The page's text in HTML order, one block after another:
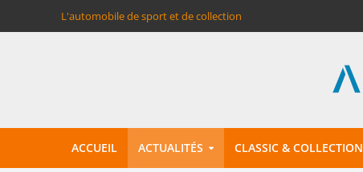
L'automobile de sport et de collection
ACCUEIL ACTUALITÉS CLASSIC & COLLECTION